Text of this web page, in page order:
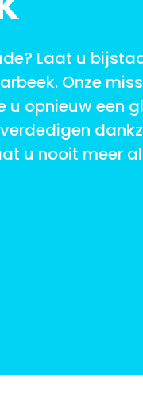
Laat u
Onze
u opnieuw een
u nooit meer